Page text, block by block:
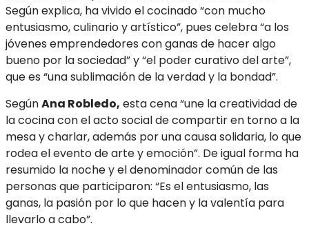
Según explica, ha vivido el cocinado “con mucho
entusiasmo, culinario y artístico”, pues celebra “a los
jóvenes emprendedores con ganas de hacer algo
bueno por la sociedad” y “el poder curativo del arte”,
que es “una sublimación de la verdad y la bondad”.
SegúnAna Robledo, esta cena “une la creatividad de
la cocina con el acto social de compartir en torno a la
mesa y charlar, además por una causa solidaria, lo que
rodea el evento de arte y emoción”. De igual forma ha
resumido la noche y el denominador común de las
personas que participaron: “Es el entusiasmo, las
ganas, la pasión por lo que hacen y la valentía para
llevarlo a cabo”.